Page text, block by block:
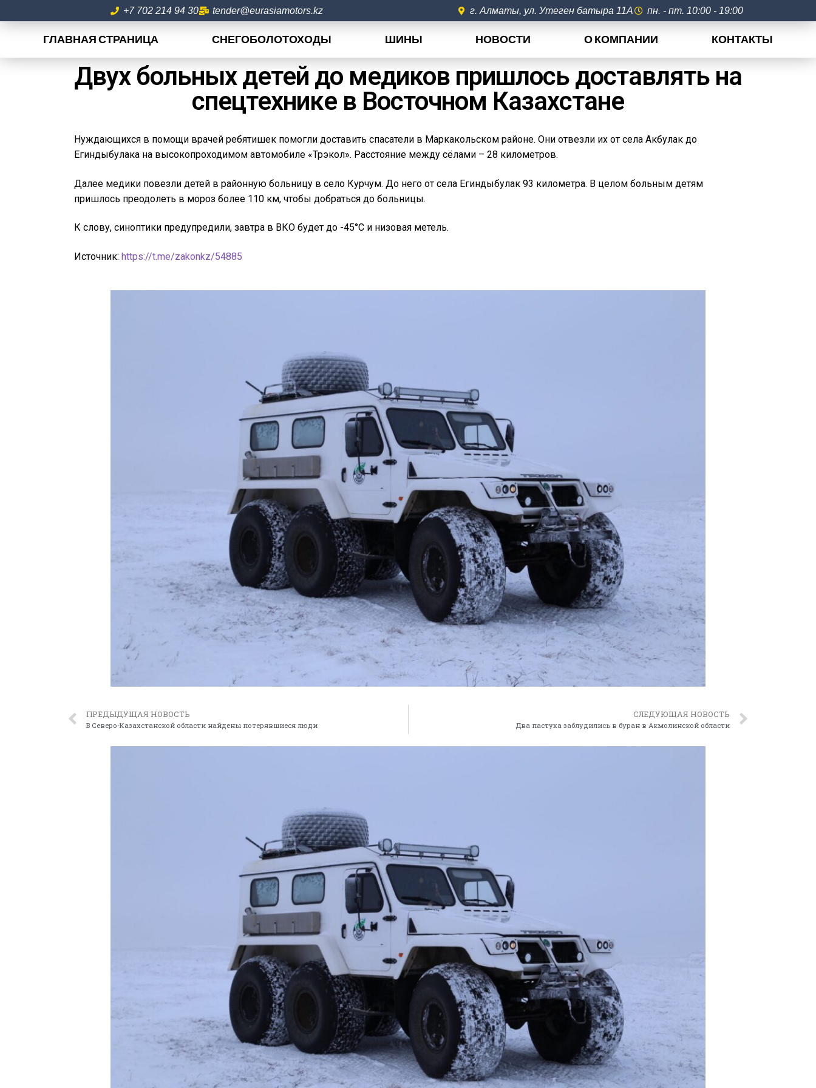
+7 702 214 94 30 tender@eurasiamotors.kz г. Алматы, ул. Утеген батыра 11А пн. - пт. 10:00 - 19:00
ГЛАВНАЯ СТРАНИЦА СНЕГОБОЛОТОХОДЫ ШИНЫ НОВОСТИ О КОМПАНИИ КОНТАКТЫ
Двух больных детей до медиков пришлось доставлять на
спецтехнике в Восточном Казахстане
Нуждающихся в помощи врачей ребятишек помогли доставить спасатели в Маркакольском районе. Они отвезли их от села Акбулак до
Егиндыбулака на высокопроходимом автомобиле «Трэкол». Расстояние между сёлами – 28 километров.
Далее медики повезли детей в районную больницу в село Курчум. До него от села Егиндыбулак 93 километра. В целом больным детям
пришлось преодолеть в мороз более 110 км, чтобы добраться до больницы.
К слову, синоптики предупредили, завтра в ВКО будет до -45°C и низовая метель.
Источник: https://t.me/zakonkz/54885
ПРЕДЫДУЩАЯ НОВОСТЬ
В Северо-Казахстанской области найдены потерявшиеся люди
СЛЕДУЮЩАЯ НОВОСТЬ
Два пастуха заблудились в буран в Акмолинской области